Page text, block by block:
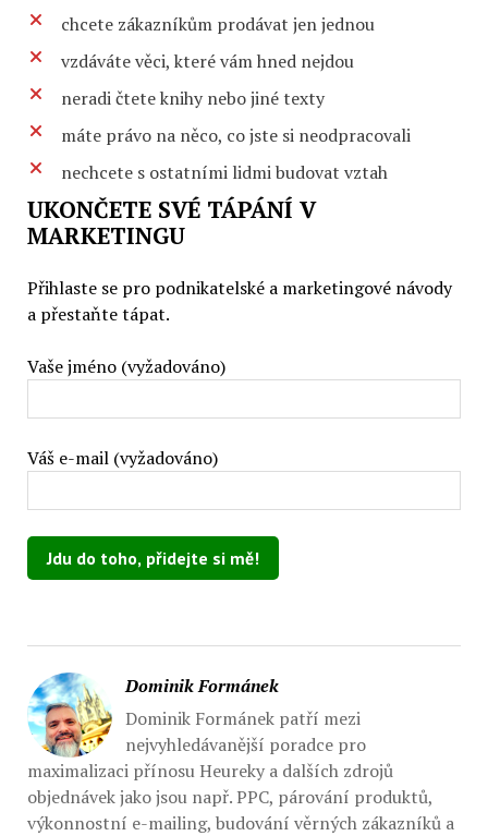
chcete zákazníkům prodávat jen jednou
vzdáváte věci, které vám hned nejdou
neradi čtete knihy nebo jiné texty
máte právo na něco, co jste si neodpracovali
nechcete s ostatními lidmi budovat vztah
UKONČETE SVÉ TÁPÁNÍ V
MARKETINGU
Přihlaste se pro podnikatelské a marketingové návody
a přestaňte tápat.
Vaše jméno (vyžadováno)
Váš e-mail (vyžadováno)
Dominik Formánek
Dominik Formánek patří mezi
nejvyhledávanější poradce pro
maximalizaci přínosu Heureky a dalších zdrojů
objednávek jako jsou např. PPC, párování produktů,
výkonnostní e-mailing, budování věrných zákazníků a